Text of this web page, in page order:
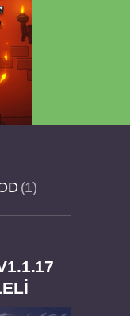
PARA HİLELİ
APK
1